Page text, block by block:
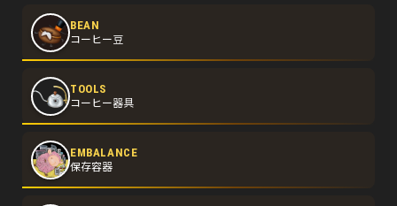
BEAN
コーヒー豆
TOOLS
コーヒー器具
EMBALANCE
保存容器